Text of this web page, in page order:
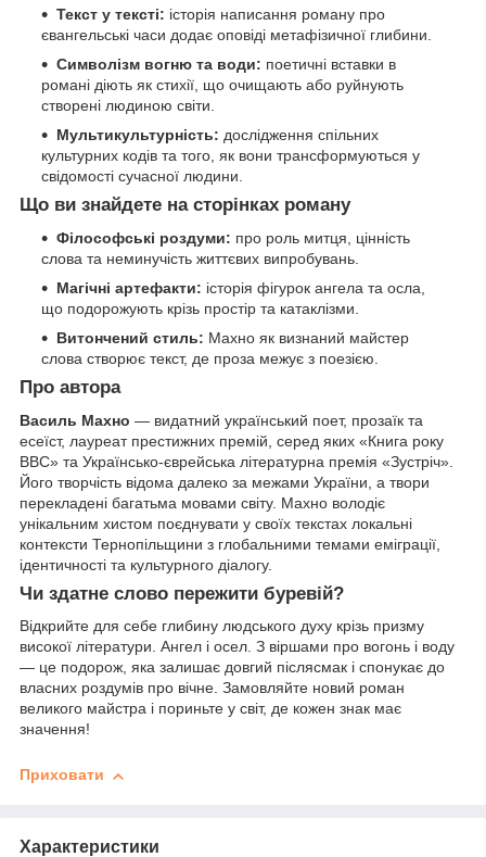
Текст у тексті: історія написання роману про
євангельські часи додає оповіді метафізичної глибини.
Символізм вогню та води: поетичні вставки в
романі діють як стихії, що очищають або руйнують
створені людиною світи.
Мультикультурність: дослідження спільних
культурних кодів та того, як вони трансформуються у
свідомості сучасної людини.
Що ви знайдете на сторінках роману
Філософські роздуми: про роль митця, цінність
слова та неминучість життєвих випробувань.
Магічні артефакти: історія фігурок ангела та осла,
що подорожують крізь простір та катаклізми.
Витончений стиль: Махно як визнаний майстер
слова створює текст, де проза межує з поезією.
Про автора
Василь Махно — видатний український поет, прозаїк та
есеїст, лауреат престижних премій, серед яких «Книга року
BBC» та Українсько-єврейська літературна премія «Зустріч».
Його творчість відома далеко за межами України, а твори
перекладені багатьма мовами світу. Махно володіє
унікальним хистом поєднувати у своїх текстах локальні
контексти Тернопільщини з глобальними темами еміграції,
ідентичності та культурного діалогу.
Чи здатне слово пережити буревій?
Відкрийте для себе глибину людського духу крізь призму
високої літератури. Ангел і осел. З віршами про вогонь і воду
— це подорож, яка залишає довгий післясмак і спонукає до
власних роздумів про вічне. Замовляйте новий роман
великого майстра і пориньте у світ, де кожен знак має
значення!
Приховати
Характеристики